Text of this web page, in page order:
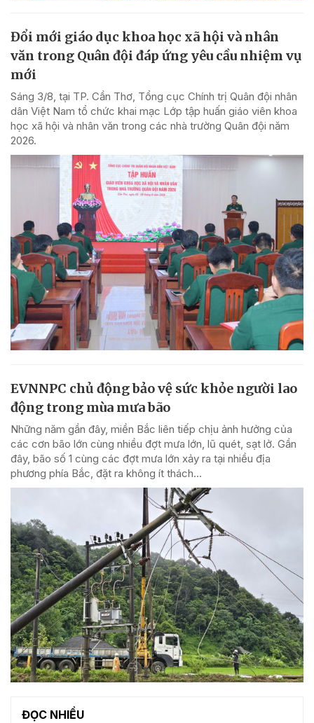
Đổi mới giáo dục khoa học xã hội và nhân
văn trong Quân đội đáp ứng yêu cầu nhiệm vụ
mới
Sáng 3/8, tại TP. Cần Thơ, Tổng cục Chính trị Quân đội nhân
dân Việt Nam tổ chức khai mạc Lớp tập huấn giáo viên khoa
học xã hội và nhân văn trong các nhà trường Quân đội năm
2026.
EVNNPC chủ động bảo vệ sức khỏe người lao
động trong mùa mưa bão
Những năm gần đây, miền Bắc liên tiếp chịu ảnh hưởng của
các cơn bão lớn cùng nhiều đợt mưa lớn, lũ quét, sạt lở. Gần
đây, bão số 1 cùng các đợt mưa lớn xảy ra tại nhiều địa
phương phía Bắc, đặt ra không ít thách...
ĐỌC NHIỀU